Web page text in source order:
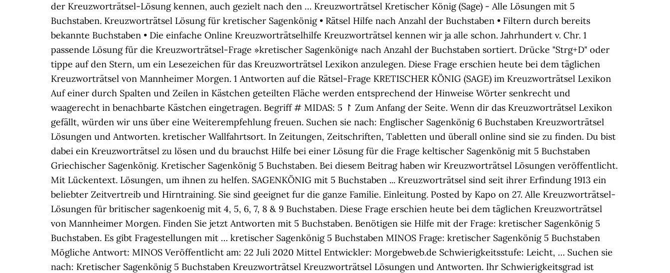
der Kreuzworträtsel-Lösung kennen, auch gezielt nach den … Kreuzworträtsel Kretischer König (Sage) - Alle Lösungen mit 5
Buchstaben. Kreuzworträtsel Lösung für kretischer Sagenkönig • Rätsel Hilfe nach Anzahl der Buchstaben • Filtern durch bereits
bekannte Buchstaben • Die einfache Online Kreuzworträtselhilfe Kreuzworträtsel kennen wir ja alle schon. Jahrhundert v. Chr. 1
passende Lösung für die Kreuzworträtsel-Frage »kretischer Sagenkönig« nach Anzahl der Buchstaben sortiert. Drücke "Strg+D" oder
tippe auf den Stern, um ein Lesezeichen für das Kreuzworträtsel Lexikon anzulegen. Diese Frage erschien heute bei dem täglichen
Kreuzworträtsel von Mannheimer Morgen. 1 Antworten auf die Rätsel-Frage KRETISCHER KÖNIG (SAGE) im Kreuzworträtsel Lexikon
Auf einer durch Spalten und Zeilen in Kästchen geteilten Fläche werden entsprechend der Hinweise Wörter senkrecht und
waagerecht in benachbarte Kästchen eingetragen. Begriff # MIDAS: 5 ↾ Zum Anfang der Seite. Wenn dir das Kreuzworträtsel Lexikon
gefällt, würden wir uns über eine Weiterempfehlung freuen. Suchen sie nach: Englischer Sagenkönig 6 Buchstaben Kreuzworträtsel
Lösungen und Antworten. kretischer Wallfahrtsort. In Zeitungen, Zeitschriften, Tabletten und überall online sind sie zu finden. Du bist
dabei ein Kreuzworträtsel zu lösen und du brauchst Hilfe bei einer Lösung für die Frage keltischer Sagenkönig mit 5 Buchstaben
Griechischer Sagenkönig. Kretischer Sagenkönig 5 Buchstaben. Bei diesem Beitrag haben wir Kreuzworträtsel Lösungen veröffentlicht.
Mit Lückentext. Lösungen, um ihnen zu helfen. SAGENKÖNIG mit 5 Buchstaben ... Kreuzworträtsel sind seit ihrer Erfindung 1913 ein
beliebter Zeitvertreib und Hirntraining. Sie sind geeignet fur die ganze Familie. Einleitung. Posted by Kapo on 27. Alle Kreuzworträtsel-
Lösungen für britischer sagenkoenig mit 4, 5, 6, 7, 8 & 9 Buchstaben. Diese Frage erschien heute bei dem täglichen Kreuzworträtsel
von Mannheimer Morgen. Finden Sie jetzt Antworten mit 5 Buchstaben. Benötigen sie Hilfe mit der Frage: kretischer Sagenkönig 5
Buchstaben. Es gibt Fragestellungen mit … kretischer Sagenkönig 5 Buchstaben MINOS Frage: kretischer Sagenkönig 5 Buchstaben
Mögliche Antwort: MINOS Veröffentlicht am: 22 Juli 2020 Mittel Entwickler: Morgebweb.de Schwierigkeitsstufe: Leicht, … Suchen sie
nach: Kretischer Sagenkönig 5 Buchstaben Kreuzworträtsel Kreuzworträtsel Lösungen und Antworten. Ihr Schwierigkeitsgrad ist